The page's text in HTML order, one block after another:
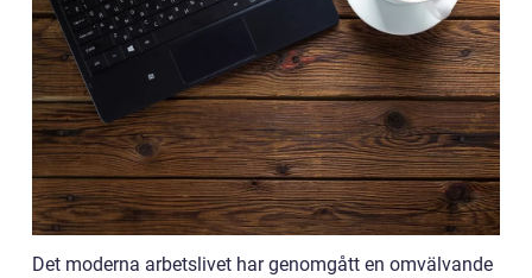
Det moderna arbetslivet har genomgått en omvälvande